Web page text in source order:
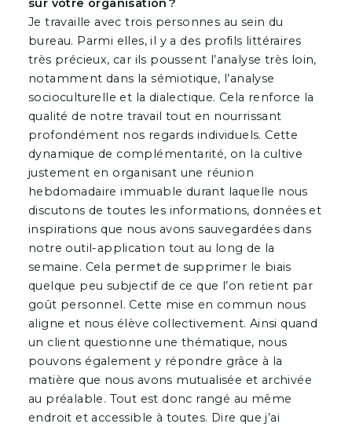
sur votre organisation ?
Je travaille avec trois personnes au sein du
bureau. Parmi elles, il y a des profils littéraires
très précieux, car ils poussent l’analyse très loin,
notamment dans la sémiotique, l’analyse
socioculturelle et la dialectique. Cela renforce la
qualité de notre travail tout en nourrissant
profondément nos regards individuels. Cette
dynamique de complémentarité, on la cultive
justement en organisant une réunion
hebdomadaire immuable durant laquelle nous
discutons de toutes les informations, données et
inspirations que nous avons sauvegardées dans
notre outil-application tout au long de la
semaine. Cela permet de supprimer le biais
quelque peu subjectif de ce que l’on retient par
goût personnel. Cette mise en commun nous
aligne et nous élève collectivement. Ainsi quand
un client questionne une thématique, nous
pouvons également y répondre grâce à la
matière que nous avons mutualisée et archivée
au préalable. Tout est donc rangé au même
endroit et accessible à toutes. Dire que j’ai